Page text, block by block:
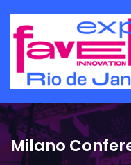
Milano